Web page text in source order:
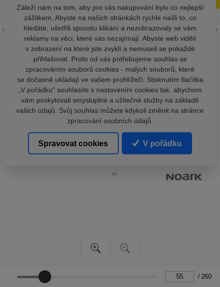
/ 260
Záleží nám na tom, aby pro vás nakupování bylo co nejlepší
zážitkem. Abyste na našich stránkách rychle našli to, co
hledáte, ušetřili spoustu klikání a nezobrazovaly se vám
reklamy na věci, které vás nezajímají. Abyste web viděli
v zobrazení na které jste zvyklí a nemuseli se pokaždé
přihlašovat. Proto od vás potřebujeme souhlas se
zpracováním souborů cookies - malých souborů, které
se dočasně ukládají ve vašem prohlížeči. Stisknutím tlačítka
„V pořádku“ souhlasíte s nastavením cookies tak, abychom
vám poskytovali smysluplné a užitečné služby na základě
vašich údajů. Svůj souhlas můžete kdykoli změnit na stránce
zpracování osobních údajů.
Spravovat cookies V pořádku